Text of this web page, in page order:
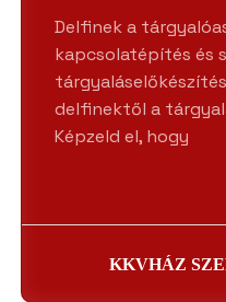
Delfinek a
kapcsolatépítés és
delfinektől a
Képzeld el, hogy
KKVHÁZ